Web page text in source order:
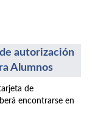
autorización
Alumnos
de
encontrarse en